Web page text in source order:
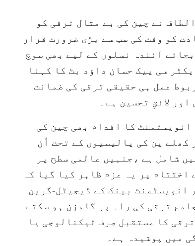
نے چین کی بے مثال ترقی کو
کو وقت کی سب سے بڑی ضرورت قرار
آئندہ نسلوں کے لیے بھی سوچ
سی پیک حسان داؤد بٹ کا کہنا
عمل ہی حقیقی ترقی کی ضمانت
لائقِ تحسین ہے۔
کا اقدام بھی چین کی
کھلے پن کی پالیسیوں کے تحت اُن
شامل ہے ،جنہیں عالمی سطح پر
پر یہ عزم ظاہر کیا گیا کہ
انویسٹمنٹ بینک کے ڈیجیٹل-گرین
ترقی کی راہ پر گامزن ہو سکتے
کا مستقبل صرف ٹیکنالوجی یا
میں پوشیدہ ہے۔